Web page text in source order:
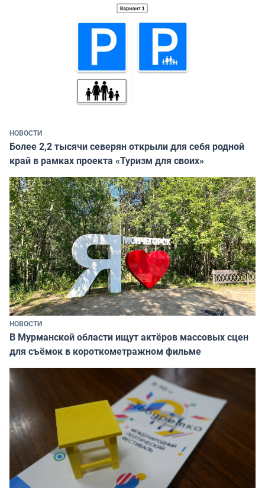
НОВОСТИ
Более 2,2 тысячи северян открыли для себя родной
край в рамках проекта «Туризм для своих»
НОВОСТИ
В Мурманской области ищут актёров массовых сцен
для съёмок в короткометражном фильме